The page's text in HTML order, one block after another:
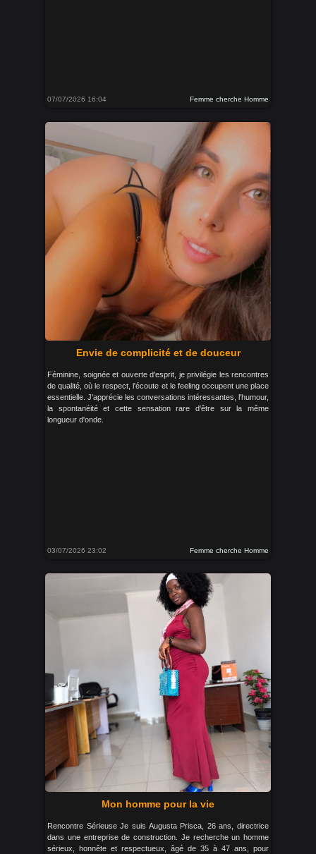
07/07/2026 16:04 Femme cherche Homme
Envie de complicité et de douceur
Féminine, soignée et ouverte d'esprit, je privilégie les rencontres
de qualité, où le respect, l'écoute et le feeling occupent une place
essentielle. J'apprécie les conversations intéressantes, l'humour,
la spontanéité et cette sensation rare d'être sur la même
longueur d'onde.
03/07/2026 23:02 Femme cherche Homme
Mon homme pour la vie
Rencontre Sérieuse Je suis Augusta Prisca, 26 ans, directrice
dans une entreprise de construction. Je recherche un homme
sérieux, honnête et respectueux, âgé de 35 à 47 ans, pour